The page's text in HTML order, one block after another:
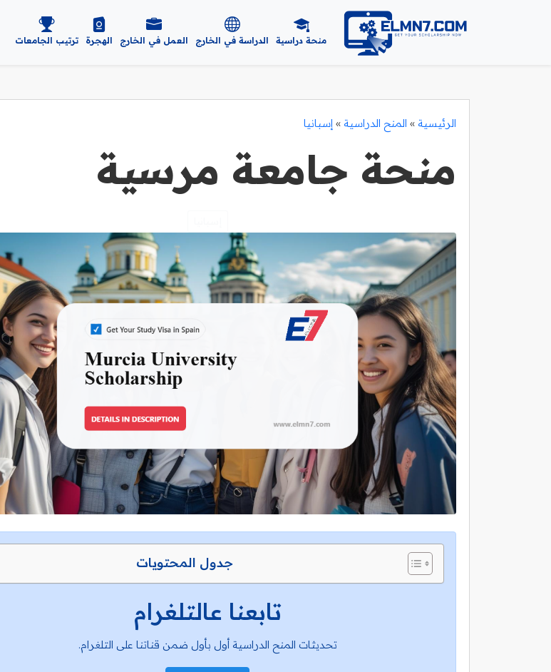
منحة دراسية الدراسة في الخارج العمل في الخارج الهجرة ترتيب الجامعات
الرئيسية » المنح الدراسية » إسبانيا
منحة جامعة مرسية
جدول المحتويات
تابعنا عالتلغرام
تحديثات المنح الدراسية أول بأول ضمن قناتنا على التلغرام.